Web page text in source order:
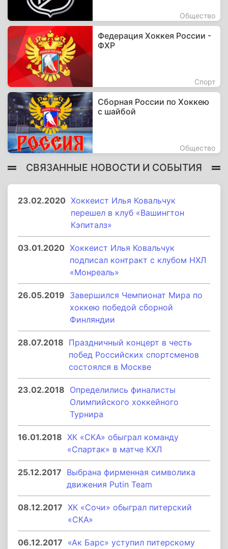
Общество
Федерация Хоккея России -
ФХР
Спорт
Сборная России по Хоккею
с шайбой
Общество
СВЯЗАННЫЕ НОВОСТИ И СОБЫТИЯ
23.02.2020 Хоккеист Илья Ковальчук
перешел в клуб «Вашингтон
Кэпиталз»
03.01.2020 Хоккеист Илья Ковальчук
подписал контракт с клубом НХЛ
«Монреаль»
26.05.2019 Завершился Чемпионат Мира по
хоккею победой сборной
Финляндии
28.07.2018 Праздничный концерт в честь
побед Российских спортсменов
состоялся в Москве
23.02.2018 Определились финалисты
Олимпийского хоккейного
Турнира
16.01.2018 ХК «СКА» обыграл команду
«Спартак» в матче КХЛ
25.12.2017 Выбрана фирменная символика
движения Putin Team
08.12.2017 ХК «Сочи» обыграл питерский
«СКА»
06.12.2017 «Ак Барс» уступил питерскому